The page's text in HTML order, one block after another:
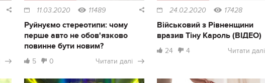
11.03.2020 11489
Руйнуємо стереотипи: чому
перше авто не обов'язково
повинне бути новим?
5 0 Читати далі
24.02.2020 17428
Військовий з Рівненщини
вразив Тіну Кароль (ВІДЕО)
24 4 Читати далі